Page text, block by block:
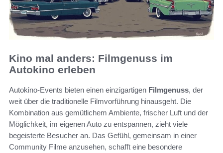
Kino mal anders: Filmgenuss im
Autokino erleben
Autokino-Events bieten einen einzigartigen Filmgenuss, der
weit über die traditionelle Filmvorführung hinausgeht. Die
Kombination aus gemütlichem Ambiente, frischer Luft und der
Möglichkeit, im eigenen Auto zu entspannen, zieht viele
begeisterte Besucher an. Das Gefühl, gemeinsam in einer
Community Filme anzusehen, schafft eine besondere